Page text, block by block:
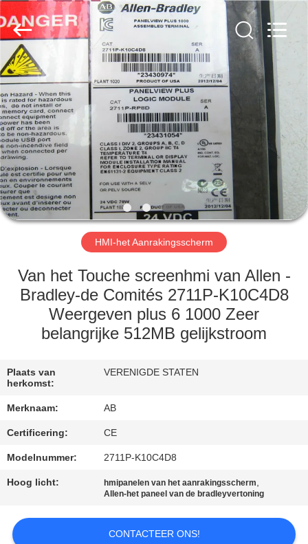
HUIS
PRODUCTEN
ONGEVEER
ONS
FABRIEKSREIS
KWALITEITSCONTROLE
CONTACTEER
ONS
VERZOEK
OM EEN
SITEMAP
POLICY
Viyork
Technology
Co.,
LTD.
All
Rights
Reserved.
HMI-het Aanrakingsscherm
Van het Touche screenhmi van Allen -
Bradley-de Comités 2711P-K10C4D8
Weergeven plus 6 1000 Zeer
belangrijke 512MB gelijkstroom
Plaats van
herkomst:
VERENIGDE STATEN
Merknaam: AB
Certificering: CE
Modelnummer: 2711P-K10C4D8
Hoog licht: hmipanelen van het aanrakingsscherm,
Allen-het paneel van de bradleyvertoning
CONTACTEER ONS!